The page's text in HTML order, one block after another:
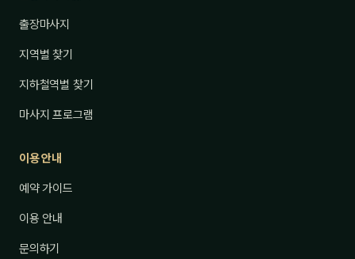
출장마사지
지역별 찾기
지하철역별 찾기
마사지 프로그램
이용 안내
예약 가이드
이용 안내
문의하기